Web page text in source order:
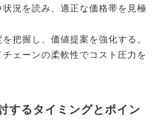
況を読み、適正な価格帯を見極
把握し、価値提案を強化する。
ェーンの柔軟性でコスト圧力を
するタイミングとポイン